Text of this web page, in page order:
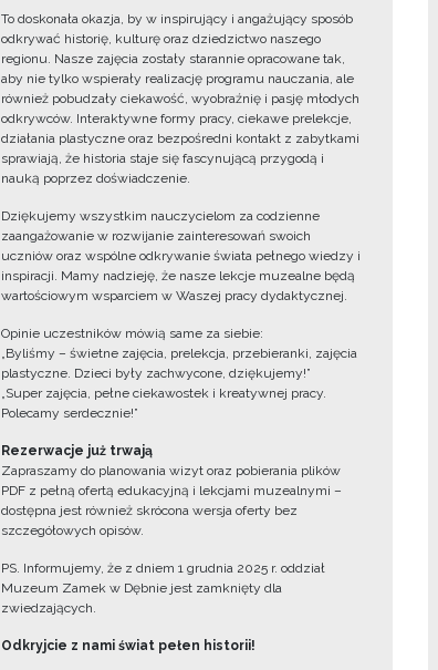
To doskonała okazja, by w inspirujący i angażujący sposób
odkrywać historię, kulturę oraz dziedzictwo naszego
regionu. Nasze zajęcia zostały starannie opracowane tak,
aby nie tylko wspierały realizację programu nauczania, ale
również pobudzały ciekawość, wyobraźnię i pasję młodych
odkrywców. Interaktywne formy pracy, ciekawe prelekcje,
działania plastyczne oraz bezpośredni kontakt z zabytkami
sprawiają, że historia staje się fascynującą przygodą i
nauką poprzez doświadczenie.
Dziękujemy wszystkim nauczycielom za codzienne
zaangażowanie w rozwijanie zainteresowań swoich
uczniów oraz wspólne odkrywanie świata pełnego wiedzy i
inspiracji. Mamy nadzieję, że nasze lekcje muzealne będą
wartościowym wsparciem w Waszej pracy dydaktycznej.
Opinie uczestników mówią same za siebie:
„Byliśmy – świetne zajęcia, prelekcja, przebieranki, zajęcia
plastyczne. Dzieci były zachwycone, dziękujemy!”
„Super zajęcia, pełne ciekawostek i kreatywnej pracy.
Polecamy serdecznie!”
Rezerwacje już trwają
Zapraszamy do planowania wizyt oraz pobierania plików
PDF z pełną ofertą edukacyjną i lekcjami muzealnymi –
dostępna jest również skrócona wersja oferty bez
szczegółowych opisów.
PS. Informujemy, że z dniem 1 grudnia 2025 r. oddział
Muzeum Zamek w Dębnie jest zamknięty dla
zwiedzających.
Odkryjcie z nami świat pełen historii!